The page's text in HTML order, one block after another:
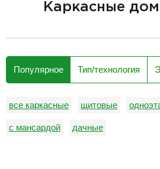
Каркасные
Популярное Тип/технология
все каркасные щитовые
с мансардой дачные